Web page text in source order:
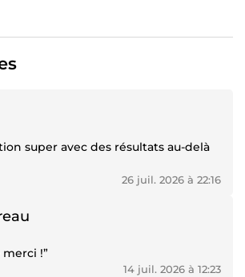
super avec des résultats au-delà
26 juil. 2026 à 22:16
merci !”
14 juil. 2026 à 12:23